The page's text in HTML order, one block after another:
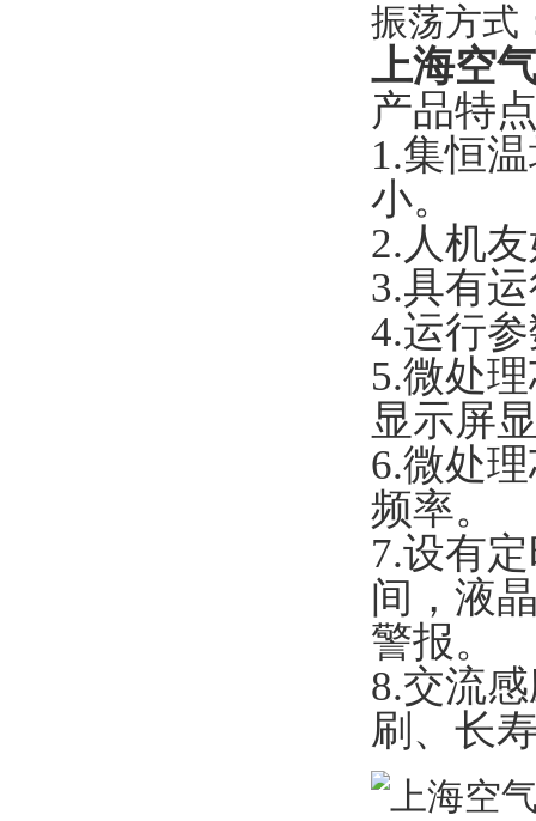
振荡方式
上海空
产品特
1.集恒
小。
2.人机
3.具有
4.运行
5.微处
显示屏
6.微处
频率。
7.设有
间，液
警报。
8.交流
刷、长